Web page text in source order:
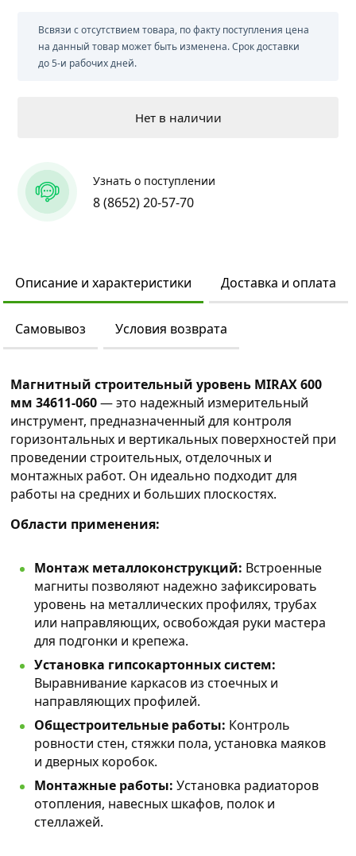
Всвязи с отсутствием товара, по факту поступления цена
на данный товар может быть изменена. Срок доставки
до 5-и рабочих дней.
Нет в наличии
Узнать о поступлении
8 (8652) 20-57-70
Описание и характеристики Доставка и оплата
Самовывоз Условия возврата
Магнитный строительный уровень MIRAX 600
мм 34611-060— это надежный измерительный
инструмент, предназначенный для контроля
горизонтальных и вертикальных поверхностей при
проведении строительных, отделочных и
монтажных работ. Он идеально подходит для
работы на средних и больших плоскостях.
Области применения:
Монтаж металлоконструкций: Встроенные
магниты позволяют надежно зафиксировать
уровень на металлических профилях, трубах
или направляющих, освобождая руки мастера
для подгонки и крепежа.
Установка гипсокартонных систем:
Выравнивание каркасов из стоечных и
направляющих профилей.
Общестроительные работы: Контроль
ровности стен, стяжки пола, установка маяков
и дверных коробок.
Монтажные работы: Установка радиаторов
отопления, навесных шкафов, полок и
стеллажей.